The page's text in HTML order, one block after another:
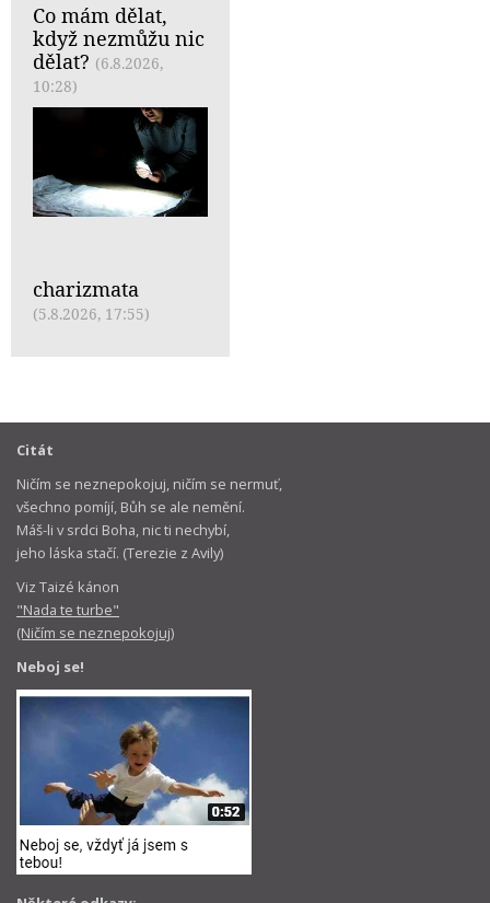
Co mám dělat,
když nezmůžu nic
dělat? (6.8.2026,
10:28)
charizmata
(5.8.2026, 17:55)
Citát
Ničím se neznepokojuj, ničím se nermuť,
všechno pomíjí, Bůh se ale nemění.
Máš-li v srdci Boha, nic ti nechybí,
jeho láska stačí. (Terezie z Avily)
Viz Taizé kánon
"Nada te turbe"
(Ničím se neznepokojuj)
Neboj se!